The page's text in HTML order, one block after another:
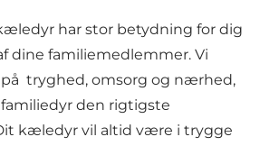
har stor betydning for dig
dine familiemedlemmer. Vi
tryghed, omsorg og nærhed,
den rigtigste
kæledyr vil altid være i trygge